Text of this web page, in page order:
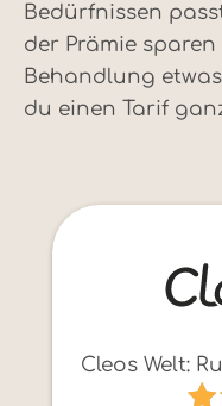
Bedürfnissen
der Prämie
Behandlung
du einen Tarif
Cleos Welt: